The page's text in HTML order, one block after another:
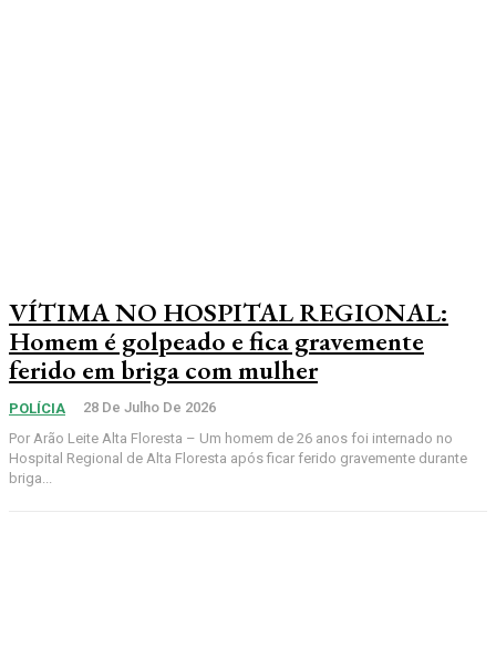
VÍTIMA NO HOSPITAL REGIONAL:
Homem é golpeado e fica gravemente
ferido em briga com mulher
POLÍCIA
28 De Julho De 2026
Por Arão Leite Alta Floresta – Um homem de 26 anos foi internado no
Hospital Regional de Alta Floresta após ficar ferido gravemente durante
briga...